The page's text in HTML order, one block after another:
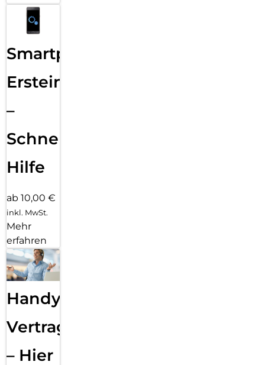
Smartphone
Ersteinrichtung
–
Schnelle
Hilfe
ab 10,00 €
inkl. MwSt.
Mehr
erfahren
Handy
Vertragsabwicklung
– Hier